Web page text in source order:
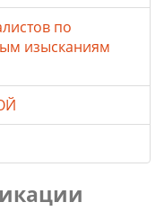
по
изысканиям